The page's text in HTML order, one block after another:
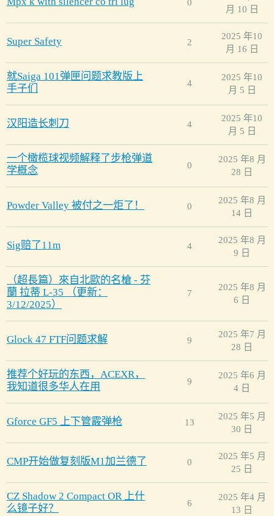
0
月 10 日
Super Safety 2
2025 年10
月 16 日
就Saiga 101弹匣问题求教版上
手子们
4
2025 年10
月 5 日
汉阳造长刺刀 4
2025 年10
月 5 日
一个橄榄球视频解释了步枪弹道
学概念
0
2025 年8 月
28 日
Powder Valley 被付之一炬了！ 0
2025 年8 月
14 日
Sig赔了11m 4
2025 年8 月
9 日
（超長篇）來自北歐的名槍 - 芬
蘭 拉蒂 L-35 （更新：
3/12/2025）
7
2025 年8 月
6 日
Glock 47 FTF问题求解 9
2025 年7 月
28 日
推荐个好玩的东西，ACEXR，
我知道很多华人在用
9
2025 年6 月
4 日
Gforce GF5 上下管霰弹枪 13
2025 年5 月
30 日
CMP开始做复刻版M1加兰德了 0
2025 年5 月
25 日
CZ Shadow 2 Compact OR 上什
么镜子好？
6
2025 年4 月
13 日